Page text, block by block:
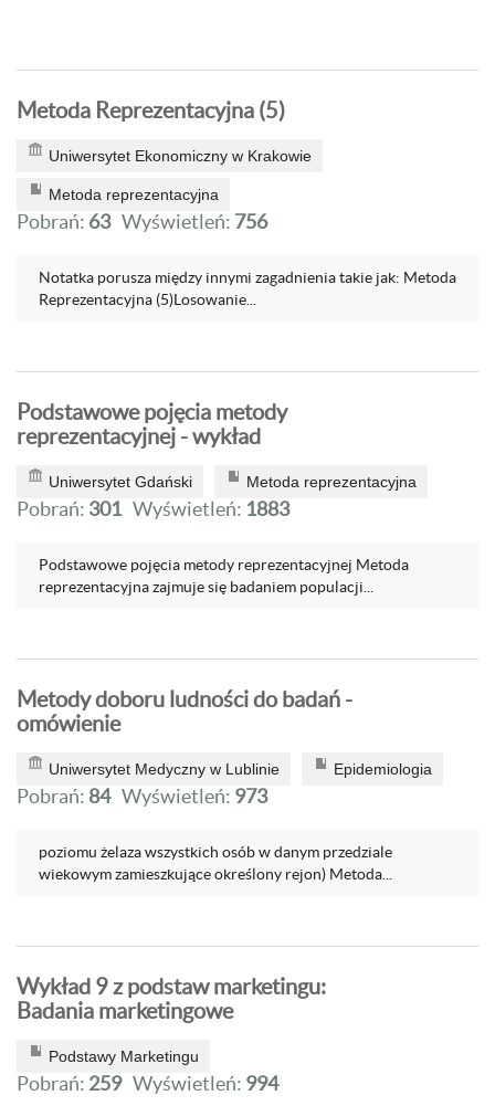
Metoda Reprezentacyjna (5)
Uniwersytet Ekonomiczny w Krakowie
Metoda reprezentacyjna
Pobrań: 63 Wyświetleń: 756
Notatka porusza między innymi zagadnienia takie jak: Metoda
Reprezentacyjna (5)Losowanie...
Podstawowe pojęcia metody
reprezentacyjnej - wykład
Uniwersytet Gdański Metoda reprezentacyjna
Pobrań: 301 Wyświetleń: 1883
Podstawowe pojęcia metody reprezentacyjnej Metoda
reprezentacyjna zajmuje się badaniem populacji...
Metody doboru ludności do badań -
omówienie
Uniwersytet Medyczny w Lublinie Epidemiologia
Pobrań: 84 Wyświetleń: 973
poziomu żelaza wszystkich osób w danym przedziale
wiekowym zamieszkujące określony rejon) Metoda...
Wykład 9 z podstaw marketingu:
Badania marketingowe
Podstawy Marketingu
Pobrań: 259 Wyświetleń: 994